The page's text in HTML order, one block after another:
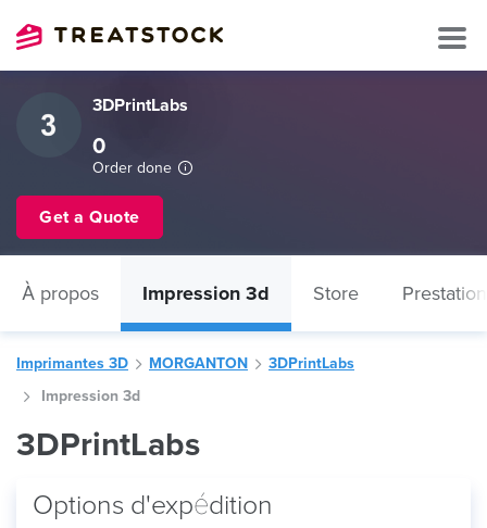
3DPrintLabs
0
Order done
Get a Quote
À propos Impression 3d Store
Imprimantes 3D MORGANTON
3DPrintLabs
Impression 3d
3DPrintLabs
Options d'expédition